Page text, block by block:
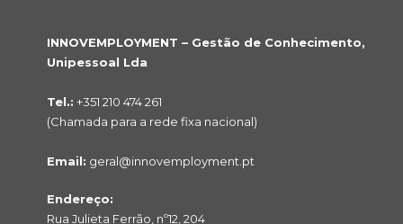
INNOVEMPLOYMENT – Gestão de Conhecimento,
Unipessoal Lda
Tel.: +351 210 474 261
(Chamada para a rede fixa nacional)
Email: geral@innovemployment.pt
Endereço:
Rua Julieta Ferrão, nº12, 204